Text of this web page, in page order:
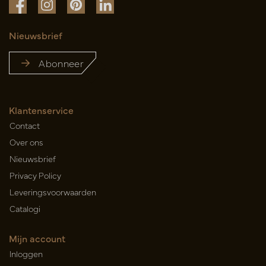
Nieuwsbrief
Abonneer
Klantenservice
Contact
Over ons
Nieuwsbrief
Privacy Policy
Leveringsvoorwaarden
Catalogi
Mijn account
Inloggen